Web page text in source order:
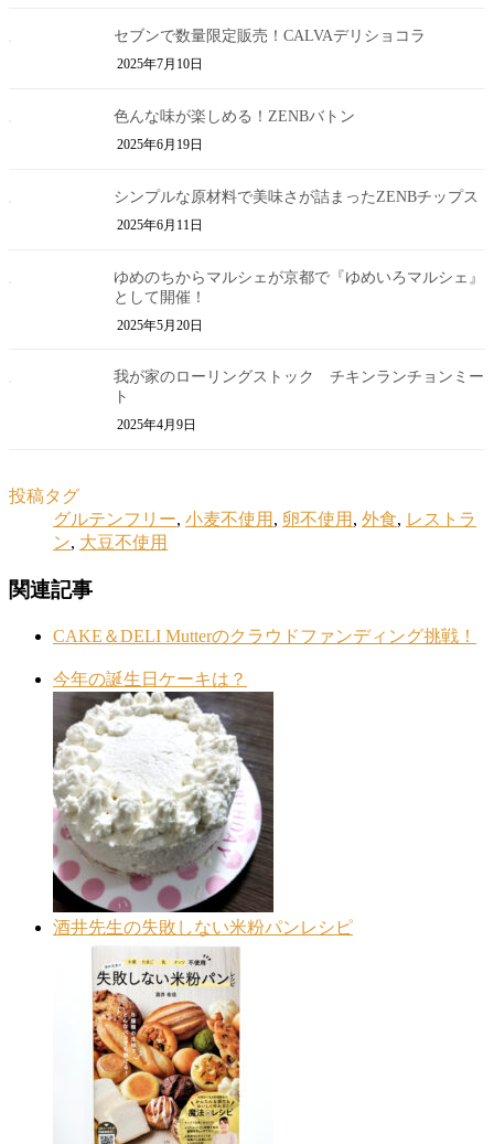
セブンで数量限定販売！CALVAデリショコラ
2025年7月10日
色んな味が楽しめる！ZENBバトン
2025年6月19日
シンプルな原材料で美味さが詰まったZENBチップス
2025年6月11日
ゆめのちからマルシェが京都で『ゆめいろマルシェ』
として開催！
2025年5月20日
我が家のローリングストック チキンランチョンミー
ト
2025年4月9日
投稿タグ
グルテンフリー, 小麦不使用 , 卵不使用 , 外食, レストラ
ン, 大豆不使用
関連記事
CAKE＆DELI Mutterのクラウドファンディング挑戦！
今年の誕生日ケーキは？
酒井先生の失敗しない米粉パンレシピ